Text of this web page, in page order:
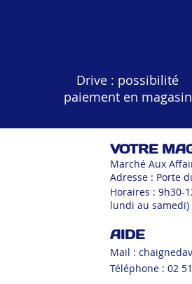
Drive : possibilité
paiement en magasin
VOTRE
Marché Aux
Adresse : Porte
Horaires : 9h30-
lundi au samedi)
AIDE
Mail :
Téléphone : 02